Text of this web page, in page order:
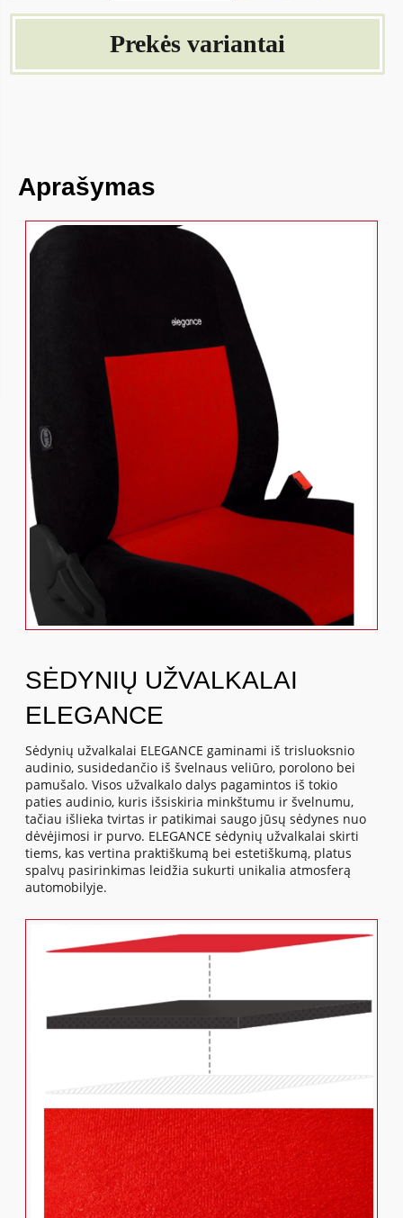
Prekės variantai
Aprašymas
SĖDYNIŲ UŽVALKALAI
ELEGANCE
Sėdynių užvalkalai ELEGANCE gaminami iš trisluoksnio
audinio, susidedančio iš švelnaus veliūro, porolono bei
pamušalo. Visos užvalkalo dalys pagamintos iš tokio
paties audinio, kuris išsiskiria minkštumu ir švelnumu,
tačiau išlieka tvirtas ir patikimai saugo jūsų sėdynes nuo
dėvėjimosi ir purvo. ELEGANCE sėdynių užvalkalai skirti
tiems, kas vertina praktiškumą bei estetiškumą, platus
spalvų pasirinkimas leidžia sukurti unikalia atmosferą
automobilyje.